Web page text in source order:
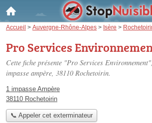
Accueil > Auvergne-Rhône-Alpes > Isère >
Pro Services
Cette fiche présente "Pro Services
impasse ampère, 38110 Rochetoirin.
1 impasse Ampère
38110 Rochetoirin
📞 Appeler cet exterminateur